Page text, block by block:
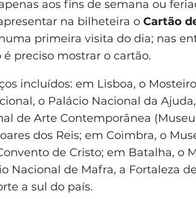
aos fins de semana ou
na bilheteira o Cartão
primeira visita do dia; nas
é preciso mostrar o cartão.
incluídos: em Lisboa, o
o Palácio Nacional da
de Arte Contemporânea
dos Reis; em Coimbra, o
de Cristo; em Batalha, o
Nacional de Mafra, a Fortaleza
a sul do país.